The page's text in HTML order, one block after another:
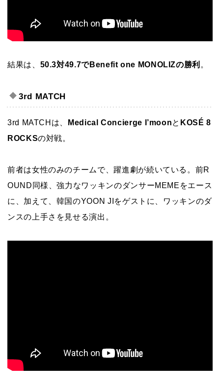
結果は、 50.3対49.7でBenefit one MONOLIZの勝利 。
3rd MATCH
3rd MATCHは、 Medical Concierge I’moonと KOSÉ 8
ROCKSの対戦。
前者は女性のみのチームで、躍進劇が続いている。前R
OUND同様、強力なワッキンのダンサーMEMEをエース
に、加えて、韓国のYOON JIをゲストに、ワッキンのダ
ンスの上手さを見せる演出。